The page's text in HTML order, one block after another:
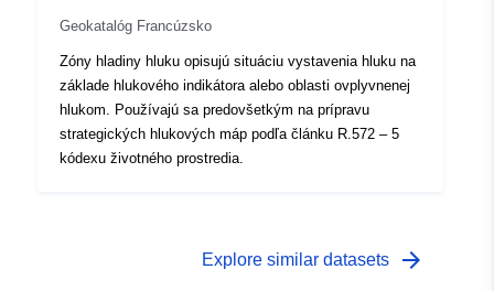
Geokatalóg Francúzsko
Zóny hladiny hluku opisujú situáciu vystavenia hluku na
základe hlukového indikátora alebo oblasti ovplyvnenej
hlukom. Používajú sa predovšetkým na prípravu
strategických hlukových máp podľa článku R.572 – 5
kódexu životného prostredia.
Explore similar datasets arrow_forward